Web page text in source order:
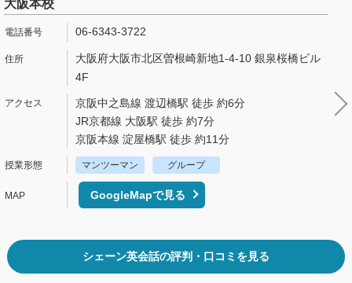
大阪本校
06-6343-3722
大阪府大阪市北区曽根崎新地1-4-10 銀泉桜橋ビル
4F
京阪中之島線 渡辺橋駅 徒歩 約6分
JR京都線 大阪駅 徒歩 約7分
京阪本線 淀屋橋駅 徒歩 約11分
マンツーマン グループ
GoogleMapで見る
シェーン英会話の評判・口コミを見る